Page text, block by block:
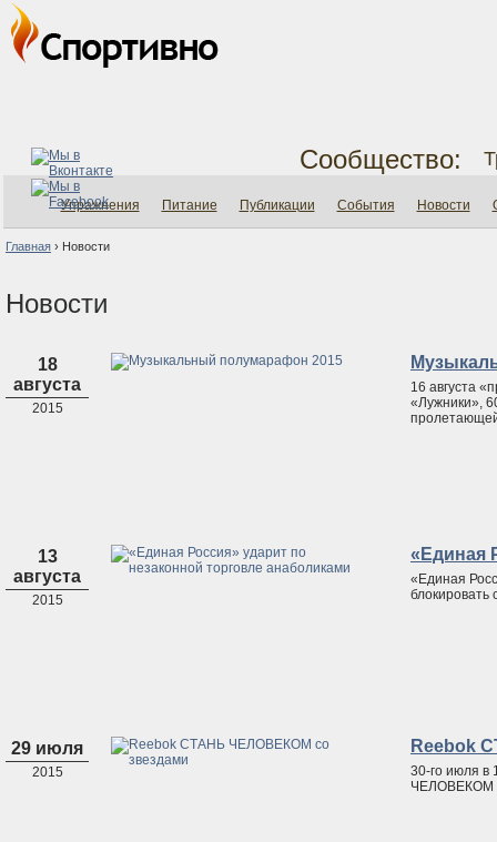
Сообщество:
Упражнения Питание Публикации События Новости
Главная › Новости
Новости
18
августа
2015
16 августа
«Лужники»,
13
августа
2015
«Единая
«Единая
блокировать
29 июля
2015
Reebok
30-го июля в
ЧЕЛОВЕКОМ